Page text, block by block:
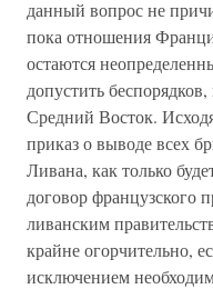
данный вопрос не
пока отношения
остаются
допустить
Средний Восток.
приказ о выводе всех
Ливана, как только
договор французского
ливанским
крайне огорчительно,
исключением